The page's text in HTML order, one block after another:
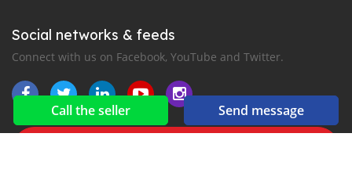
Call the seller Send message
Social networks & feeds
Connect with us on Facebook, YouTube and Twitter.